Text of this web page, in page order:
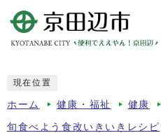
現在位置
ホーム 健康・福祉 健康
旬食べよう食改いきいきレシピ